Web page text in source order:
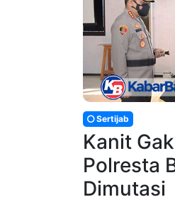
Sertijab
Kanit
Polresta
Dimutasi